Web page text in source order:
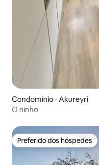
Condomínio ⋅ Akureyri
O ninho
Preferido dos hóspedes
Preferido dos hóspedes